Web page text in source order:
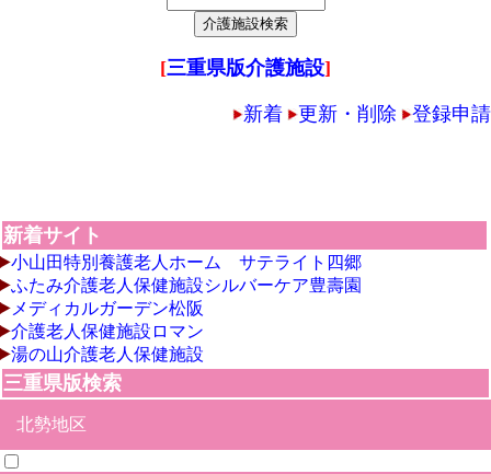
[三重県版介護施設]
新着 更新・削除 登録申請
新着サイト
小山田特別養護老人ホーム サテライト四郷
ふたみ介護老人保健施設シルバーケア豊壽園
メディカルガーデン松阪
介護老人保健施設ロマン
湯の山介護老人保健施設
三重県版検索
北勢地区